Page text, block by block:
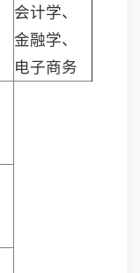
会计学、
金融学、
电子商务